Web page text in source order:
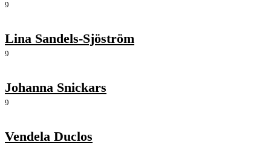
9
Lina Sandels-Sjöström
9
Johanna Snickars
9
Vendela Duclos